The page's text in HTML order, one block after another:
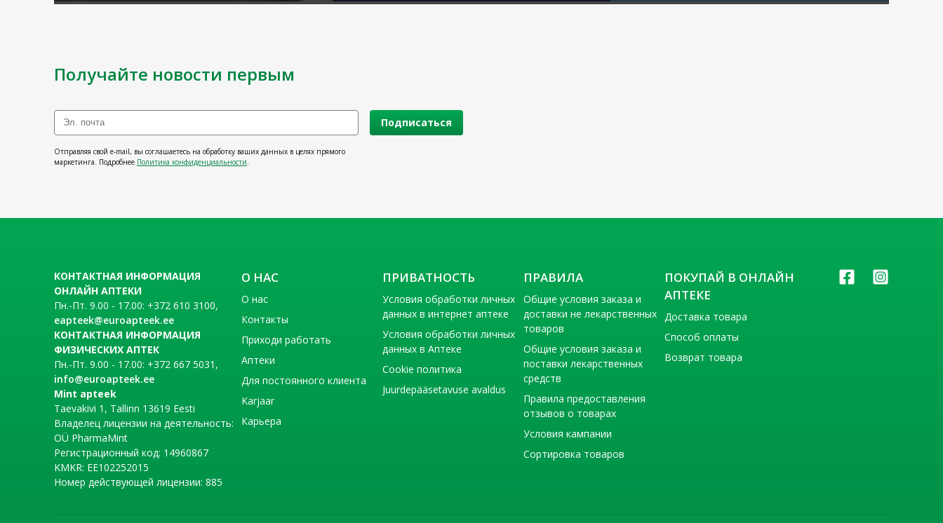
Получайте новости первым
Подписаться
Отправляя свой e-mail, вы соглашаетесь на обработку ваших данных в целях прямого
маркетинга. Подробнее Политика конфиденциальности
КОНТАКТНАЯ ИНФОРМАЦИЯ
ОНЛАЙН АПТЕКИ
Пн.-Пт. 9.00 - 17.00: +372 610 3100,
eapteek@euroapteek.ee
КОНТАКТНАЯ ИНФОРМАЦИЯ
ФИЗИЧЕСКИХ АПТЕК
Пн.-Пт. 9.00 - 17.00: +372 667 5031,
info@euroapteek.ee
Mint apteek
Taevakivi 1, Tallinn 13619 Eesti
Владелец лицензии на деятельность:
OÜ PharmaMint
Регистрационный код: 14960867
KMKR: EE102252015
Номер действующей лицензии: 885
О НАС
О нас
Контакты
Приходи работать
Аптеки
Для постоянного клиента
Karjaar
Карьера
ПРИВАТНОСТЬ
Условия обработки личных
данных в интернет аптеке
Условия обработки личных
данных в Аптеке
Cookie политика
Juurdepääsetavuse avaldus
ПРАВИЛА
Общие условия заказа и
доставки не лекарственных
товаров
Общие условия заказа и
поставки лекарственных
средств
Правила предоставления
отзывов о товарах
Условия кампании
Сортировка товаров
ПОКУПАЙ В ОНЛАЙН
АПТЕКЕ
Доставка товара
Способ оплаты
Возврат товара